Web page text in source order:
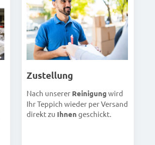
Zustellung
Nach unserer Reinigung wird
Ihr Teppich wieder per Versand
direkt zu Ihnen geschickt.